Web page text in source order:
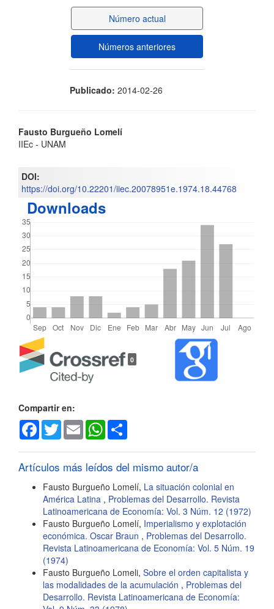
Número actual
Números anteriores
Publicado: 2014-02-26
Contenido
del
artículo
Fausto Burgueño Lomelí
IIEc - UNAM
DOI:
https://doi.org/10.22201/iiec.20078951e.1974.18.44768
Downloads
Detalles
del
artículo
0
Compartir en:
Facebook
Twitter Email WhatsApp
Artículos más leídos del mismo autor/a
Fausto Burgueño Lomelí, La situación colonial en
América Latina , Problemas del Desarrollo. Revista
Latinoamericana de Economía: Vol. 3 Núm. 12 (1972)
Fausto Burgueño Lomelí, Imperialismo y explotación
económica. Oscar Braun , Problemas del Desarrollo.
Revista Latinoamericana de Economía: Vol. 5 Núm. 19
(1974)
Fausto Burgueño Lomeli, Sobre el orden capitalista y
las modalidades de la acumulación , Problemas del
Desarrollo. Revista Latinoamericana de Economía: